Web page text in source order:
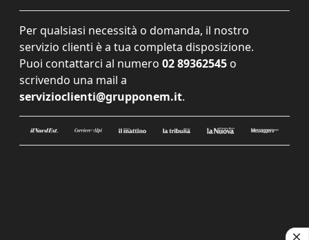
Per qualsiasi necessità o domanda, il nostro
servizio clienti è a tua completa disposizione.
Puoi contattarci al numero 02 89362545 o
scrivendo una mail a
servizioclienti@grupponem.it.